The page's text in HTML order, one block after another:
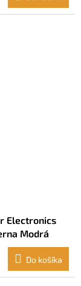
Electronics
Modrá
Do košíka